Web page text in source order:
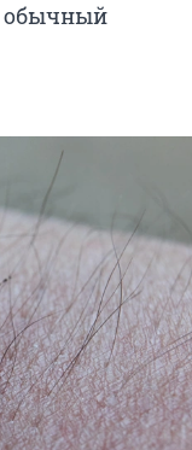
обычный